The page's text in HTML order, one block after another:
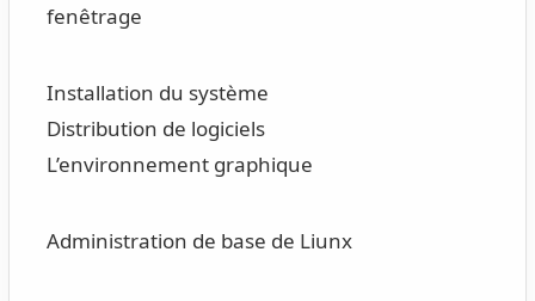
fenêtrage
Installation du système
Distribution de logiciels
L’environnement graphique
Administration de base de Liunx